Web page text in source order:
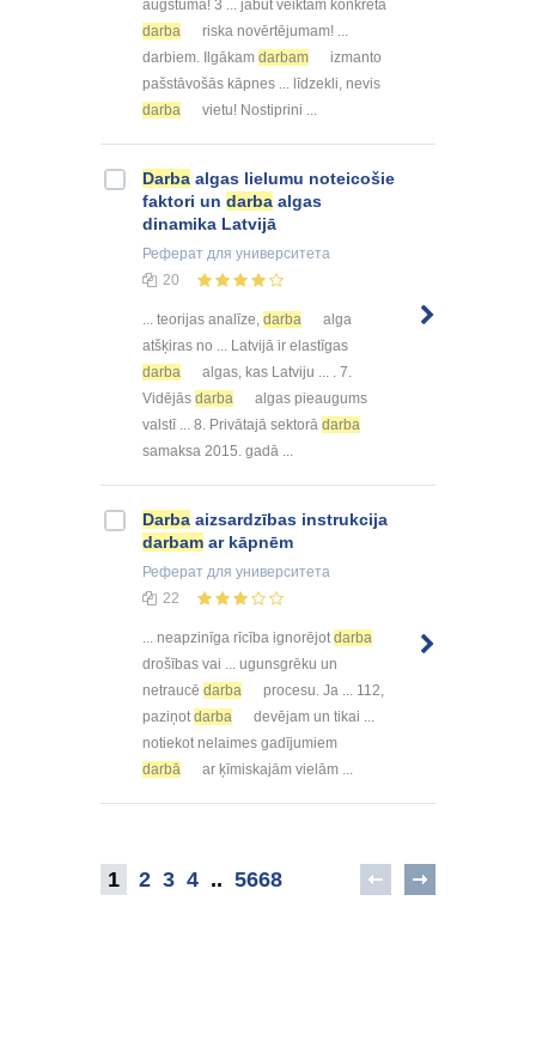
augstumā! 3 ... jābūt veiktam konkrētā
darba
riska novērtējumam! ...
darbiem. Ilgākam darbam
izmanto
pašstāvošās kāpnes ... līdzekli, nevis
darba
vietu! Nostiprini ...
Darba algas lielumu noteicošie
faktori un darba algas
dinamika Latvijā
Реферат для университета
20
... teorijas analīze, darba
alga
atšķiras no ... Latvijā ir elastīgas
darba
algas, kas Latviju ... . 7.
Vidējās darba
algas pieaugums
valstī ... 8. Privātajā sektorā darba
samaksa 2015. gadā ...
Darba aizsardzības instrukcija
darbam ar kāpnēm
Реферат для университета
22
... neapzinīga rīcība ignorējotdarba
drošības vai ... ugunsgrēku un
netraucē darba
procesu. Ja ... 112,
paziņotdarba
devējam un tikai ...
notiekot nelaimes gadījumiem
darbā
ar ķīmiskajām vielām ...
1 2 3 4 .. 5668